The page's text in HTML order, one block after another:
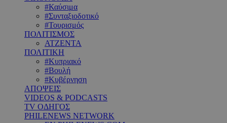
#Καύσιμα
#Συνταξιοδοτικό
#Τουρισμός
ΠΟΛΙΤΙΣΜΟΣ
ΑΤΖΕΝΤΑ
ΠΟΛΙΤΙΚΗ
#Κυπριακό
#Βουλή
#Κυβέρνηση
ΑΠΟΨΕΙΣ
VIDEOS & PODCASTS
TV ΟΔΗΓΟΣ
PHILENEWS NETWORK